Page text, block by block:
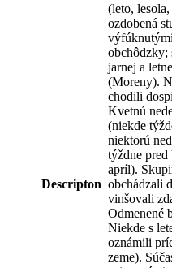
Descripton
(leto,
ozdobená
obchôdzky;
jarnej a
(Moreny).
chodili
Kvetnú
(niekde
niektorú
týždne
apríl).
obchádzali
vinšovali
Odmenené
Niekde s
oznámili
zeme).